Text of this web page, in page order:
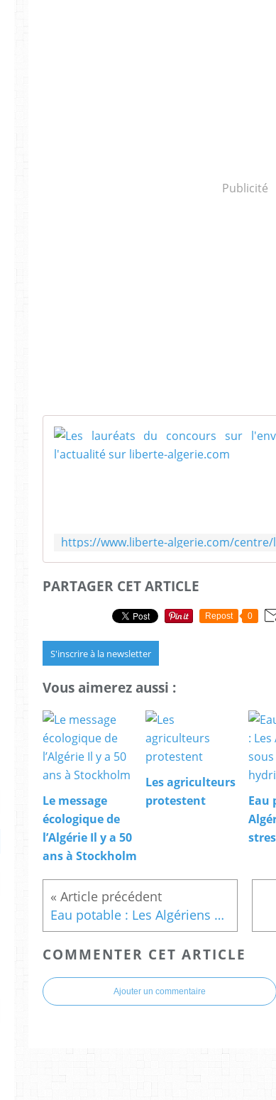
Publicité
PARTAGER CET ARTICLE
Repost 0
S'inscrire à la newsletter
Vous aimerez aussi :
Le message
écologique de
l’Algérie Il y a 50
ans à Stockholm
Les agriculteurs
protestent
Eau
Eau potable : Les Algériens sous stress hydrique
COMMENTER CET ARTICLE
Ajouter un commentaire